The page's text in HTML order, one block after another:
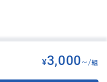
¥3,000~/組